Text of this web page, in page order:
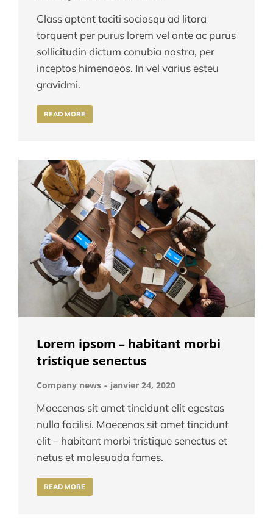
Class aptent taciti sociosqu ad litora
torquent per purus lorem vel ante ac purus
sollicitudin dictum conubia nostra, per
inceptos himenaeos. In vel varius esteu
gravidmi.
READ MORE
Lorem ipsom – habitant morbi
tristique senectus
Company news janvier 24, 2020
Maecenas sit amet tincidunt elit egestas
nulla facilisi. Maecenas sit amet tincidunt
elit – habitant morbi tristique senectus et
netus et malesuada fames.
READ MORE